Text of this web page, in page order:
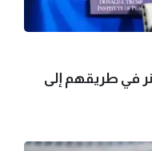
في طريقهم إلى